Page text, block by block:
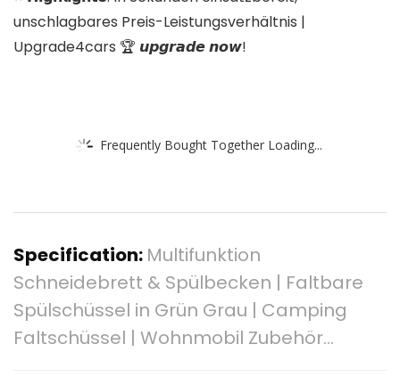
unschlagbares Preis-Leistungsverhältnis |
Upgrade4cars 🏆 𝙪𝙥𝙜𝙧𝙖𝙙𝙚 𝙣𝙤𝙬!
Frequently Bought Together Loading...
Specification: Multifunktion
Schneidebrett & Spülbecken | Faltbare
Spülschüssel in Grün Grau | Camping
Faltschüssel | Wohnmobil Zubehör…